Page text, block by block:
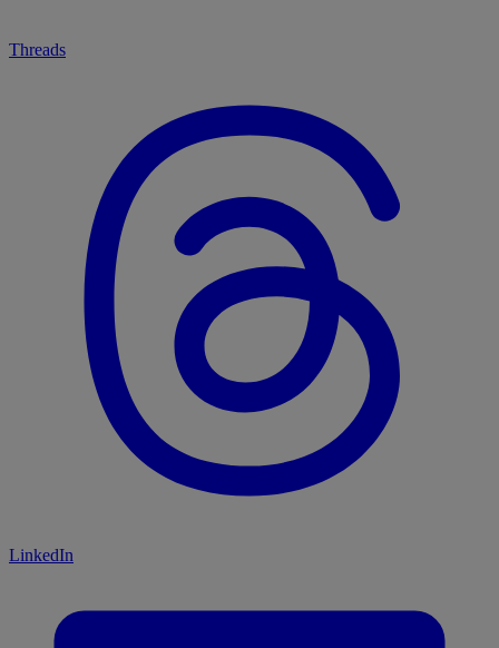
Threads
LinkedIn